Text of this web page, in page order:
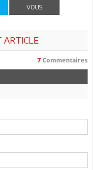
VOUS
ARTICLE
7 Commentaires